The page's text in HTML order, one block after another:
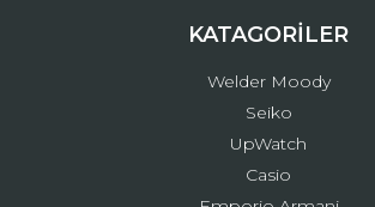
KATAGORİLER
Welder Moody
Seiko
UpWatch
Casio